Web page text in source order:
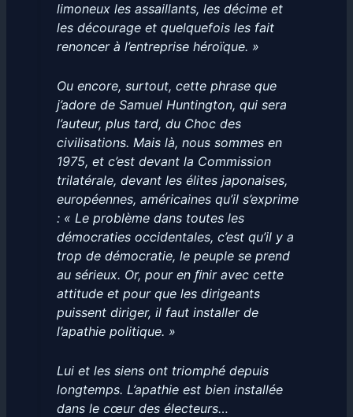
limoneux les assaillants, les décime et
les décourage et quelquefois les fait
renoncer à l’entreprise héroïque. »
Ou encore, surtout, cette phrase que
j’adore de Samuel Huntington, qui sera
l’auteur, plus tard, du Choc des
civilisations. Mais là, nous sommes en
1975, et c’est devant la Commission
trilatérale, devant les élites japonaises,
européennes, américaines qu’il s’exprime
: « Le problème dans toutes les
démocraties occidentales, c’est qu’il y a
trop de démocratie, le peuple se prend
au sérieux. Or, pour en ﬁnir avec cette
attitude et pour que les dirigeants
puissent diriger, il faut installer de
l’apathie politique. »
Lui et les siens ont triomphé depuis
longtemps. L’apathie est bien installée
dans le cœur des électeurs…